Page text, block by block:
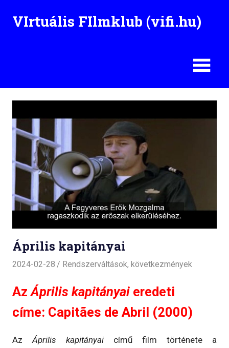
VIrtuális FIlmklub (vifi.hu)
Április kapitányai
2024-02-28 Rendszerváltások, következmények
AzÁprilis kapitányai eredeti
címe: Capitães de Abril (2000)
AzÁprilis kapitányai című film története a